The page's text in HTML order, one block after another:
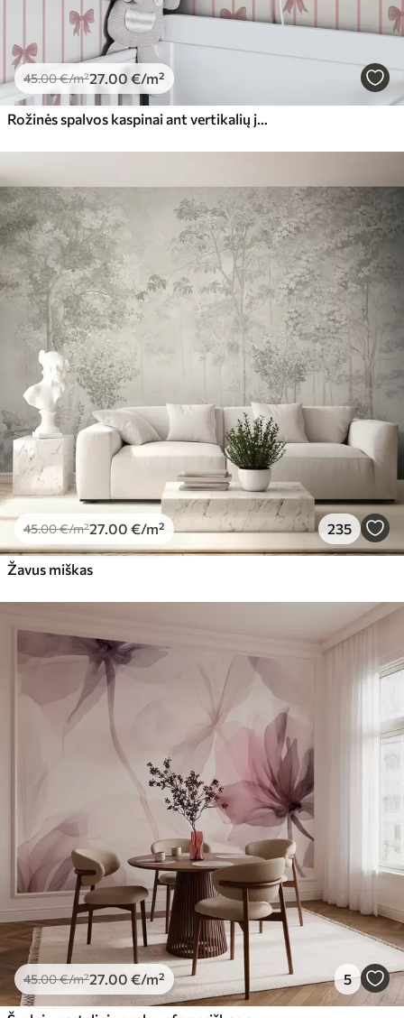
45.00€/m²27.00 €/m²
Rožinės spalvos kaspinai ant vertikalių juostelių šviesaus fono
45.00€/m²27.00 €/m² 235
Žavus miškas
45.00€/m²27.00 €/m² 5